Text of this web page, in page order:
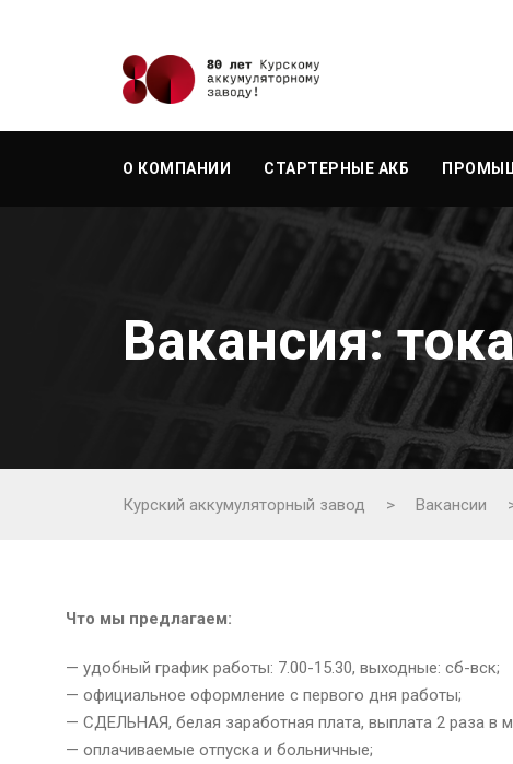
О КОМПАНИИ СТАРТЕРНЫЕ АКБ
Вакансия:
Курский аккумуляторный завод > Вакансии
Что мы предлагаем:
— удобный график работы: 7.00-15.30, выходные: сб-вск;
— официальное оформление с первого дня работы;
— СДЕЛЬНАЯ, белая заработная плата, выплата 2 раза в
— оплачиваемые отпуска и больничные;